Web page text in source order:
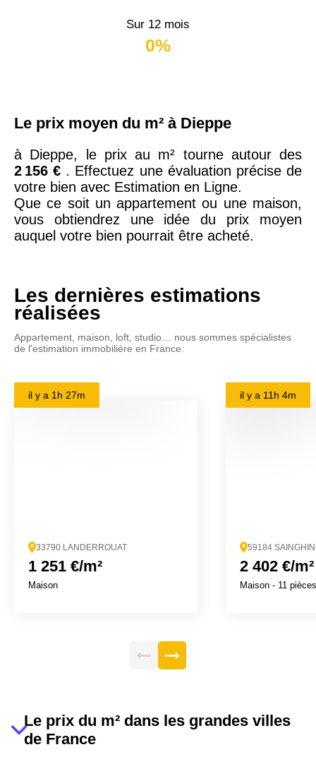
Sur 12 mois
0%
Le prix moyen du m² à Dieppe
à Dieppe, le prix au m² tourne autour des
2 156 € . Effectuez une évaluation précise de
votre bien avec Estimation en Ligne.
Que ce soit un appartement ou une maison,
vous obtiendrez une idée du prix moyen
auquel votre bien pourrait être acheté.
Les dernières estimations
réalisées
Appartement, maison, loft, studio… nous sommes spécialistes
de l'estimation immobilière en France.
il y a 1h 27m
33790 LANDERROUAT
1 251 €/m²
Maison
il y a 11h 4m
59184
2 402 €/m²
Maison - 11 pièces
Le prix du m² dans les grandes villes
de France